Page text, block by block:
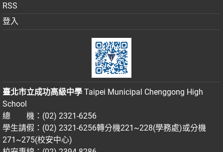
RSS
登入
臺北市立成功高級中學 Taipei Municipal Chenggong High
School
總 機：(02) 2321-6256
學生請假：(02) 2321-6256轉分機221~228(學務處)或分機
271~275(校安中心)